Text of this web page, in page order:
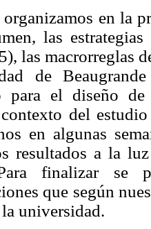
en la
las
las macrorreglas
de
para el diseño
del
en algunas
resultados a la
finalizar se
que según
universidad.